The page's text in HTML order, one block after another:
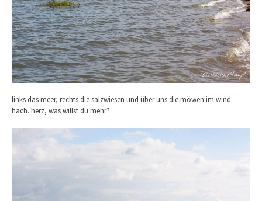
links das meer, rechts die salzwiesen und über uns die möwen im wind.
hach. herz, was willst du mehr?